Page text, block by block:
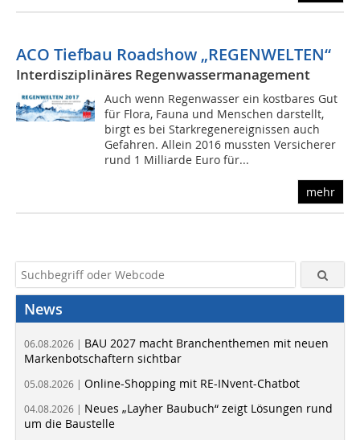
ACO Tiefbau Roadshow „REGENWELTEN“
Interdisziplinäres Regenwassermanagement
Auch wenn Regenwasser ein kostbares Gut
für Flora, Fauna und Menschen darstellt,
birgt es bei Starkregenereignissen auch
Gefahren. Allein 2016 mussten Versicherer
rund 1 Milliarde Euro für...
mehr
News
06.08.2026 | BAU 2027 macht Branchenthemen mit neuen
Markenbotschaftern sichtbar
05.08.2026 | Online-Shopping mit RE-INvent-Chatbot
04.08.2026 | Neues „Layher Baubuch“ zeigt Lösungen rund
um die Baustelle